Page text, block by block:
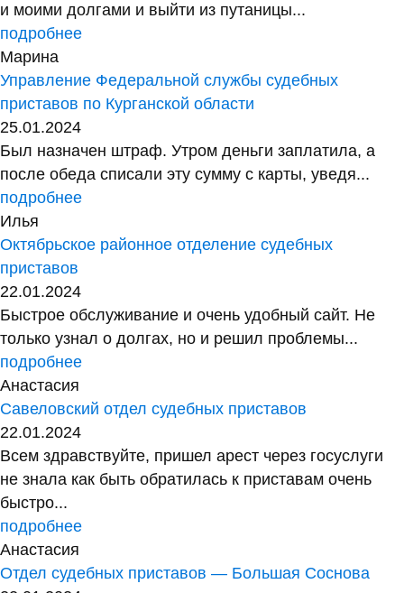
и моими долгами и выйти из путаницы...
подробнее
Марина
Управление Федеральной службы судебных
приставов по Курганской области
25.01.2024
Был назначен штраф. Утром деньги заплатила, а
после обеда списали эту сумму с карты, уведя...
подробнее
Илья
Октябрьское районное отделение судебных
приставов
22.01.2024
Быстрое обслуживание и очень удобный сайт. Не
только узнал о долгах, но и решил проблемы...
подробнее
Анастасия
Савеловский отдел судебных приставов
22.01.2024
Всем здравствуйте, пришел арест через госуслуги
не знала как быть обратилась к приставам очень
быстро...
подробнее
Анастасия
Отдел судебных приставов — Большая Соснова